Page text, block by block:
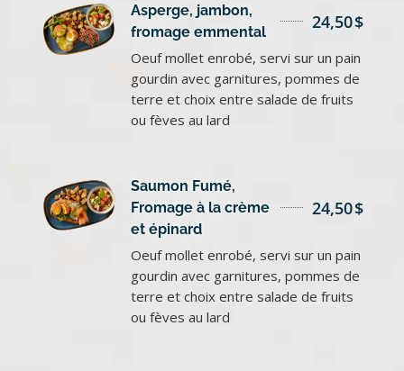
Asperge, jambon,
fromage emmental
$
24,50
Oeuf mollet enrobé, servi sur un pain
gourdin avec garnitures, pommes de
terre et choix entre salade de fruits
ou fèves au lard
Saumon Fumé,
Fromage à la crème
et épinard
$
24,50
Oeuf mollet enrobé, servi sur un pain
gourdin avec garnitures, pommes de
terre et choix entre salade de fruits
ou fèves au lard